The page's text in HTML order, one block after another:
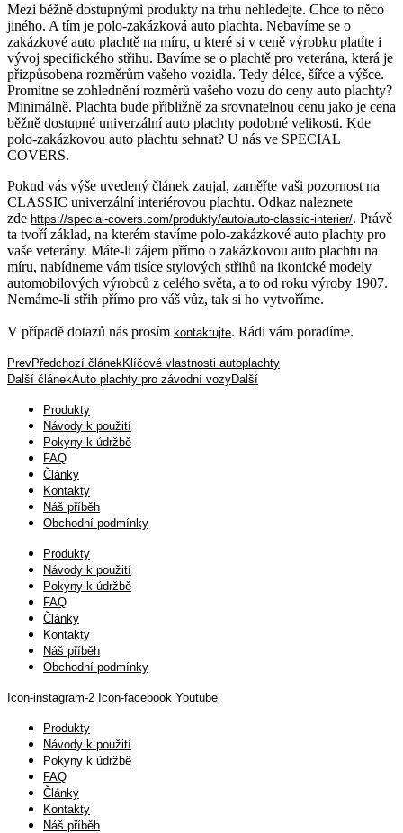
Mezi běžně dostupnými produkty na trhu nehledejte. Chce to něco
jiného. A tím je polo-zakázková auto plachta. Nebavíme se o
zakázkové auto plachtě na míru, u které si v ceně výrobku platíte i
vývoj specifického střihu. Bavíme se o plachtě pro veterána, která je
přizpůsobena rozměrům vašeho vozidla. Tedy délce, šířce a výšce.
Promítne se zohlednění rozměrů vašeho vozu do ceny auto plachty?
Minimálně. Plachta bude přibližně za srovnatelnou cenu jako je cena
běžně dostupné univerzální auto plachty podobné velikosti. Kde
polo-zakázkovou auto plachtu sehnat? U nás ve SPECIAL
COVERS.
Pokud vás výše uvedený článek zaujal, zaměřte vaši pozornost na
CLASSIC univerzální interiérovou plachtu. Odkaz naleznete
zde https://special-covers.com/produkty/auto/auto-classic-interier/. Právě
ta tvoří základ, na kterém stavíme polo-zakázkové auto plachty pro
vaše veterány. Máte-li zájem přímo o zakázkovou auto plachtu na
míru, nabídneme vám tisíce stylových střihů na ikonické modely
automobilových výrobců z celého světa, a to od roku výroby 1907.
Nemáme-li střih přímo pro váš vůz, tak si ho vytvoříme.
V případě dotazů nás prosím kontaktujte. Rádi vám poradíme.
PrevPředchozí článek Klíčové vlastnosti autoplachty
Další článekAuto plachty pro závodní vozyDalší
Produkty
Návody k použití
Pokyny k údržbě
FAQ
Články
Kontakty
Náš příběh
Obchodní podmínky
Produkty
Návody k použití
Pokyny k údržbě
FAQ
Články
Kontakty
Náš příběh
Obchodní podmínky
Icon-instagram-2 Icon-facebook Youtube
Produkty
Návody k použití
Pokyny k údržbě
FAQ
Články
Kontakty
Náš příběh